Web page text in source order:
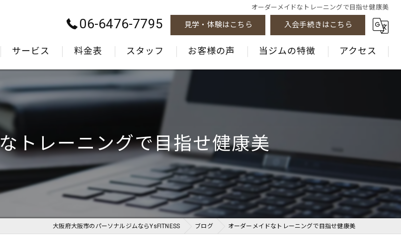
オーダーメイドなトレーニングで目指せ健康美
06-6476-7795 見学・体験はこちら 入会手続きはこちら
サービス 料金表 スタッフ お客様の声 当ジムの特徴 アクセス
トレーニングで目指せ健康美
大阪府大阪市のパーソナルジムならYsFITNESS ブログ オーダーメイドなトレーニングで目指せ健康美